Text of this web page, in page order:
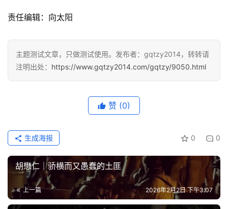
责任编辑：向太阳
主题测试文章，只做测试使用。发布者：gqtzy2014，转转请
注明出处： https://www.gqtzy2014.com/gqtzy/9050.html
赞 (0)
0 0
生成海报
胡懋仁｜骄横而又愚蠢的土匪
上一篇 2026年2月2日 下午3:07